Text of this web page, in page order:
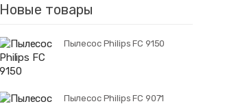
Новые товары
Пылесос Philips FC 9150
Пылесос Philips FC 9071